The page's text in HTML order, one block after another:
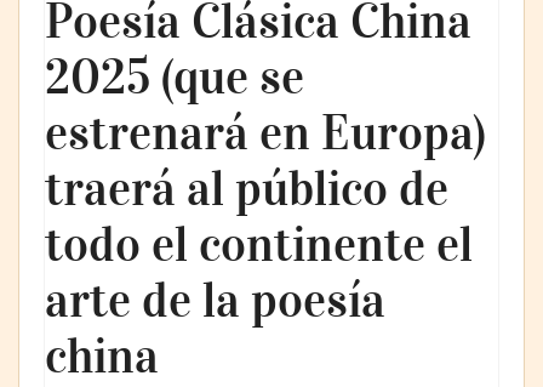
Poesía Clásica China
2025 (que se
estrenará en Europa)
traerá al público de
todo el continente el
arte de la poesía
china